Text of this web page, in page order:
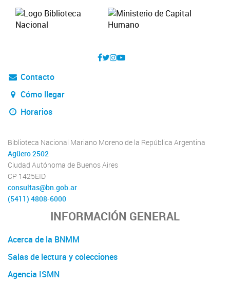
Contacto
Cómo llegar
Horarios
Biblioteca Nacional Mariano Moreno de la República Argentina
Agüero 2502
Ciudad Autónoma de Buenos Aires
CP 1425EID
consultas@bn.gob.ar
(5411) 4808-6000
INFORMACIÓN GENERAL
Acerca de la BNMM
Salas de lectura y colecciones
Agencia ISMN